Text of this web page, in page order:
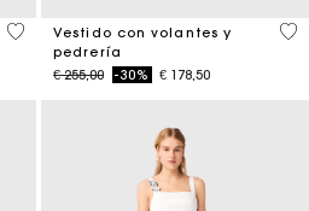
3,3 out of 5 Customer Rating
Vestido con volantes y
pedrería
Price reduced from
€ 255,00to-30% € 178,50
5